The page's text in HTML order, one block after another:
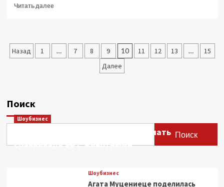
Читать далееПрочитать
Карпович
вышла
Пагинация
Назад 1 … 7 8 9 10 11 12 13 …
15
Далее
Поиск
Поиск
Шоубизнес
Этери Тутберидзе заявила, что мать
сравнивала ее с животными
Шоубизнес
Агата Муцениеце поделилась